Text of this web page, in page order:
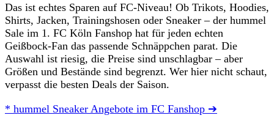
Das ist echtes Sparen auf FC-Niveau! Ob Trikots, Hoodies,
Shirts, Jacken, Trainingshosen oder Sneaker – der hummel
Sale im 1. FC Köln Fanshop hat für jeden echten
Geißbock-Fan das passende Schnäppchen parat. Die
Auswahl ist riesig, die Preise sind unschlagbar – aber
Größen und Bestände sind begrenzt. Wer hier nicht schaut,
verpasst die besten Deals der Saison.
* hummel Sneaker Angebote im FC Fanshop ➔